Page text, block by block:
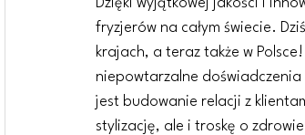
fryzjerów na całym świecie.
krajach, a teraz także w
niepowtarzalne doświadczenia
jest budowanie relacji z
stylizację, ale i troskę o